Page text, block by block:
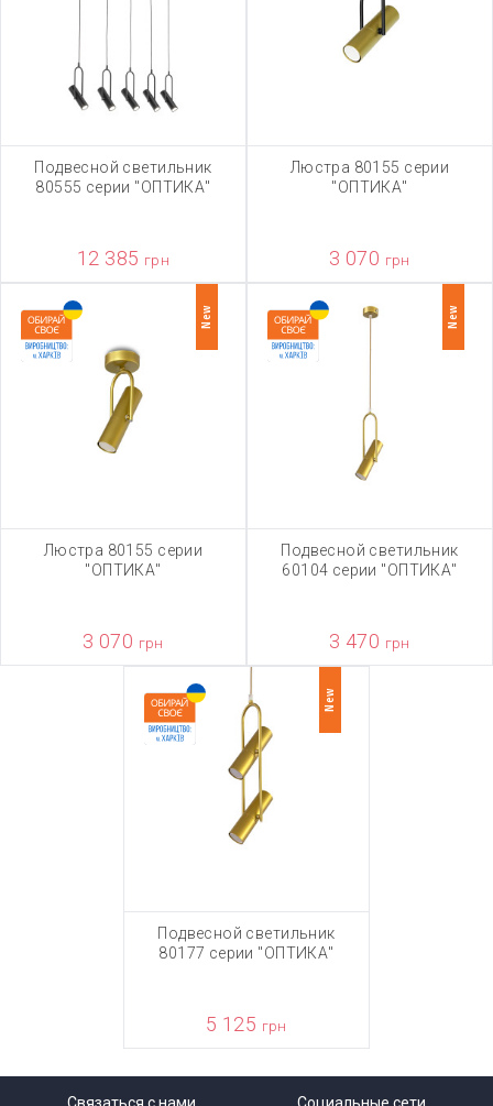
Подвесной светильник
80555 серии "ОПТИКА"
12 385 грн
Люстра 80155 серии
"ОПТИКА"
3 070 грн
New
Люстра 80155 серии
"ОПТИКА"
3 070 грн
New
Подвесной светильник
60104 серии "ОПТИКА"
3 470 грн
New
Подвесной светильник
80177 серии "ОПТИКА"
5 125 грн